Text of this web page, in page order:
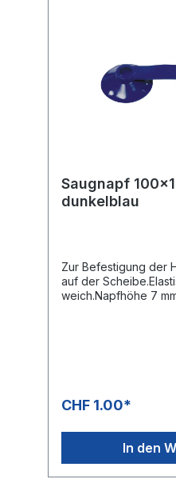
Saugnapf
dunkelblau
Zur Befestigung der
auf der
weich.Napfhöhe 7
CHF 1.00*
In den